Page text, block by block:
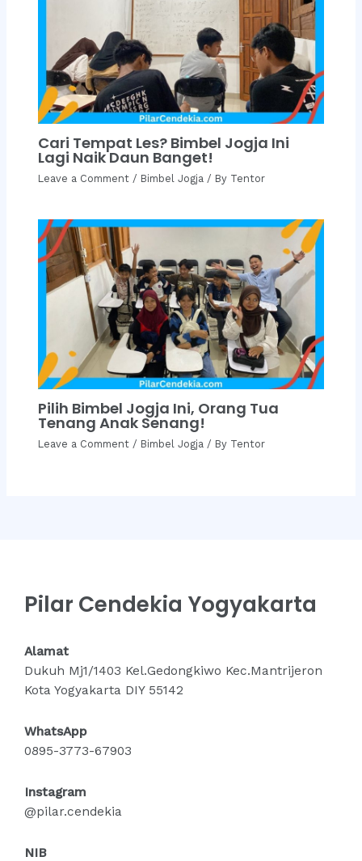
Cari Tempat Les? Bimbel Jogja Ini
Lagi Naik Daun Banget!
Leave a Comment / Bimbel Jogja / By Tentor
Pilih Bimbel Jogja Ini, Orang Tua
Tenang Anak Senang!
Leave a Comment / Bimbel Jogja / By Tentor
Pilar Cendekia Yogyakarta
Alamat
Dukuh Mj1/1403 Kel.Gedongkiwo Kec.Mantrijeron
Kota Yogyakarta DIY 55142
WhatsApp
0895-3773-67903
Instagram
@pilar.cendekia
NIB